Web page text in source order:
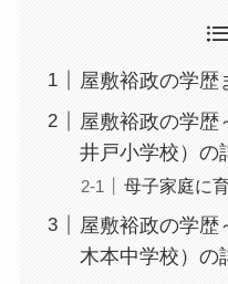
屋敷裕政の学歴
屋敷裕政の学歴
井戸小学校）の
母子家庭に
屋敷裕政の学歴
木本中学校）の